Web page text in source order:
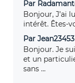
Par
Bonjour, J’ai lu votre article avec grand
intérêt.
Par
Bonjour. Je
et un
sans ...